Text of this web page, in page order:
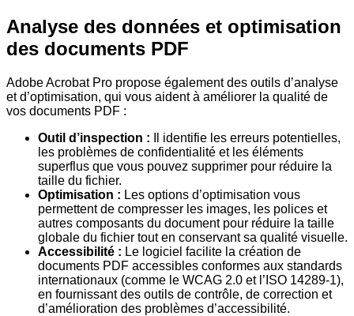
Analyse des données et optimisation
des documents PDF
Adobe Acrobat Pro propose également des outils d’analyse
et d’optimisation, qui vous aident à améliorer la qualité de
vos documents PDF :
Outil d’inspection : Il identifie les erreurs potentielles,
les problèmes de confidentialité et les éléments
superflus que vous pouvez supprimer pour réduire la
taille du fichier.
Optimisation : Les options d’optimisation vous
permettent de compresser les images, les polices et
autres composants du document pour réduire la taille
globale du fichier tout en conservant sa qualité visuelle.
Accessibilité : Le logiciel facilite la création de
documents PDF accessibles conformes aux standards
internationaux (comme le WCAG 2.0 et l’ISO 14289-1),
en fournissant des outils de contrôle, de correction et
d’amélioration des problèmes d’accessibilité.